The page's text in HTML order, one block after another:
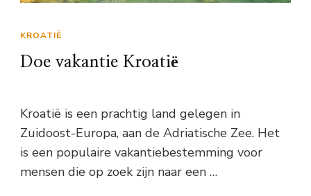
KROATIË
Doe vakantie Kroatië
Kroatië is een prachtig land gelegen in
Zuidoost-Europa, aan de Adriatische Zee. Het
is een populaire vakantiebestemming voor
mensen die op zoek zijn naar een …